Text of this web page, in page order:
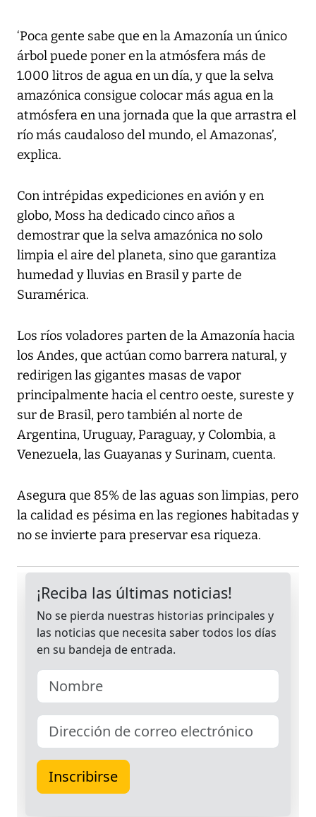
‘Poca gente sabe que en la Amazonía un único
árbol puede poner en la atmósfera más de
1.000 litros de agua en un día, y que la selva
amazónica consigue colocar más agua en la
atmósfera en una jornada que la que arrastra el
río más caudaloso del mundo, el Amazonas’,
explica.
Con intrépidas expediciones en avión y en
globo, Moss ha dedicado cinco años a
demostrar que la selva amazónica no solo
limpia el aire del planeta, sino que garantiza
humedad y lluvias en Brasil y parte de
Suramérica.
Los ríos voladores parten de la Amazonía hacia
los Andes, que actúan como barrera natural, y
redirigen las gigantes masas de vapor
principalmente hacia el centro oeste, sureste y
sur de Brasil, pero también al norte de
Argentina, Uruguay, Paraguay, y Colombia, a
Venezuela, las Guayanas y Surinam, cuenta.
Asegura que 85% de las aguas son limpias, pero
la calidad es pésima en las regiones habitadas y
no se invierte para preservar esa riqueza.